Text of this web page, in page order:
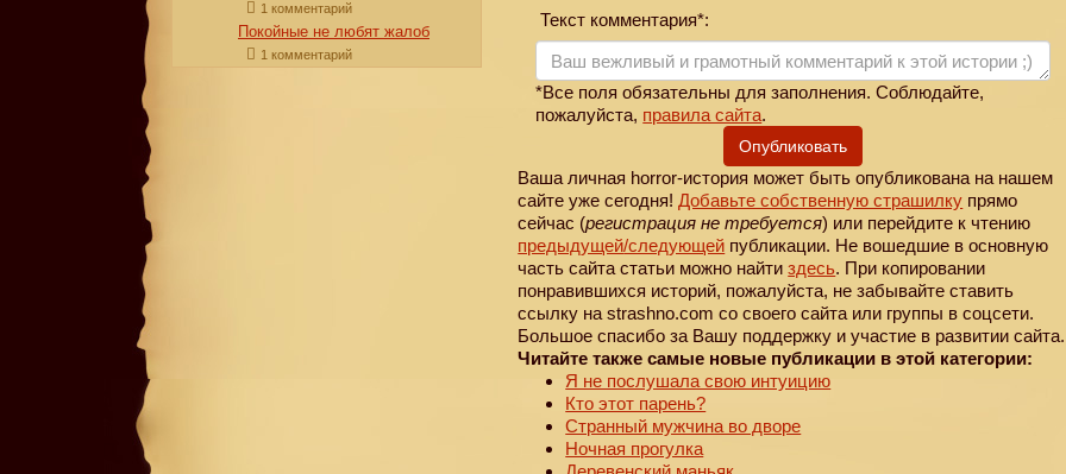
Текст комментария*:
*Все поля обязательны для заполнения. Соблюдайте,
пожалуйста, правила сайта.
Опубликовать
Ваша личная horror-история может быть опубликована на нашем
сайте уже сегодня!Добавьте собственную страшилку прямо
сейчас (регистрация не требуется) или перейдите к чтению
предыдущей/следующей публикации. Не вошедшие в основную
часть сайта статьи можно найтиздесь. При копировании
понравившихся историй, пожалуйста, не забывайте ставить
ссылку на strashno.com со своего сайта или группы в соцсети.
Большое спасибо за Вашу поддержку и участие в развитии сайта.
Читайте также самые новые публикации в этой категории:
Я не послушала свою интуицию
Кто этот парень?
Странный мужчина во дворе
Ночная прогулка
1 комментарий
Покойные не любят жалоб
1 комментарий